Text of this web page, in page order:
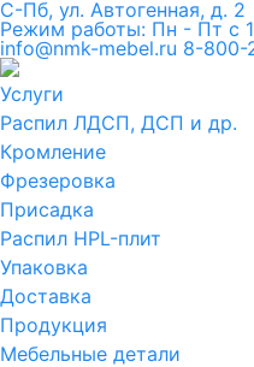
С-Пб, ул. Автогенная, д. 2
Режим работы: Пн - Пт с
info@nmk-mebel.ru 8-800-
Услуги
Распил ЛДСП, ДСП и др.
Кромление
Фрезеровка
Присадка
Распил HPL-плит
Упаковка
Доставка
Продукция
Мебельные детали